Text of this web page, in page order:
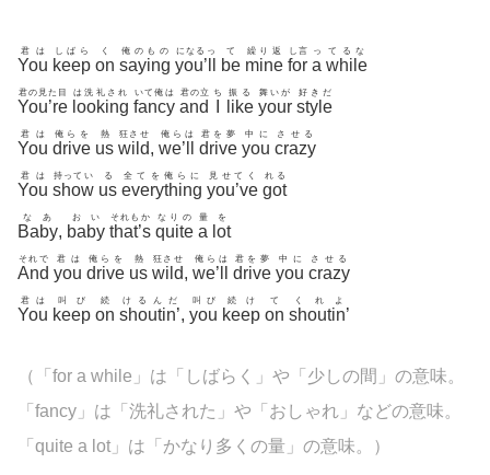
You
君は
keep
しばら
on
く
saying
俺のもの
you’ll
になるっ
be
て
mine
繰り返
for
し言
a
っ
while
てるな
You’re
君の見た目
looking
は洗礼され
fancy
いて俺は
and
君の立 ち
like
振る
your
舞いが
style
好きだ
You
君は
drive
俺らを
us
熱
wild
狂させ
, we’ll
俺らは
drive
君を夢
you
中に
crazy
させる
You
君は
show
持ってい
us
る
everything
全てを俺らに
you’ve
見せてく
got
れる
Baby
なあ
, baby
おい
that’s
それもか
quite
なりの
a
量
lot
を
And
それで
you
君は
drive
俺らを
us
熱
wild
狂させ
, we’ll
俺らは
drive
君を夢
you
中に
crazy
させる
You
君は
keep
叫び
on
続
shoutin’
けるんだ
, you
叫び
keep
続け
on
て
shoutin’
くれよ
（「for a while」は「しばらく」や「少しの間」の意味。
「 fancy」は「洗礼された」や「おしゃれ」などの意味。
「quite a lot」は「かなり多くの量」の意味。）